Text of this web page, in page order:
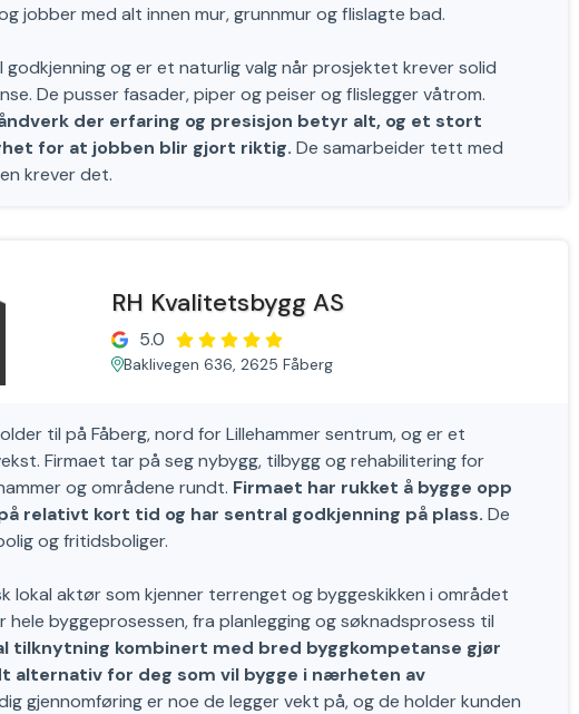
jobber med alt innen mur, grunnmur og flislagte bad.
godkjenning og er et naturlig valg når prosjektet krever solid
De pusser fasader, piper og peiser og flislegger våtrom.
der erfaring og presisjon betyr alt, og et stort
for at jobben blir gjort riktig. De samarbeider tett med
krever det.
RH Kvalitetsbygg AS
5.0
Baklivegen 636, 2625 Fåberg
til på Fåberg, nord for Lillehammer sentrum, og er et
Firmaet tar på seg nybygg, tilbygg og rehabilitering for
og områdene rundt. Firmaet har rukket å bygge opp
relativt kort tid og har sentral godkjenning på plass. De
og fritidsboliger.
lokal aktør som kjenner terrenget og byggeskikken i området
hele byggeprosessen, fra planlegging og søknadsprosess til
tilknytning kombinert med bred byggkompetanse gjør
alternativ for deg som vil bygge i nærheten av
gjennomføring er noe de legger vekt på, og de holder kunden